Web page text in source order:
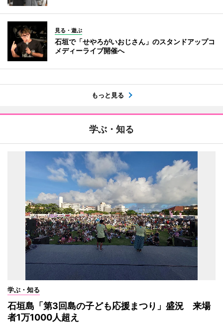
見る・遊ぶ
石垣で「せやろがいおじさん」のスタンドアップコ
メディーライブ開催へ
もっと見る
学ぶ・知る
学ぶ・知る
石垣島「第3回島の子ども応援まつり」盛況 来場
者1万1000人超え